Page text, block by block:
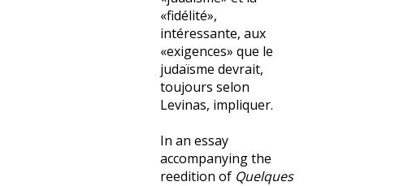
«fidélité»,
intéressante, aux
«exigences» que le
judaïsme devrait,
toujours selon
Levinas, impliquer.
In an essay
accompanying the
reedition of Quelques